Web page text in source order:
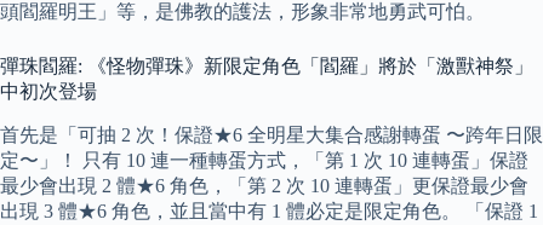
頭閻羅明王」等，是佛教的護法，形象非常地勇武可怕。
彈珠閻羅: 《怪物彈珠》新限定角色「閻羅」將於「激獸神祭」
中初次登場
首先是「可抽 2 次！保證★6 全明星大集合感謝轉蛋 〜跨年日限
定〜」！ 只有 10 連一種轉蛋方式，「第 1 次 10 連轉蛋」保證
最少會出現 2 體★6 角色，「第 2 次 10 連轉蛋」更保證最少會
出現 3 體★6 角色，並且當中有 1 體必定是限定角色。 「保證 1